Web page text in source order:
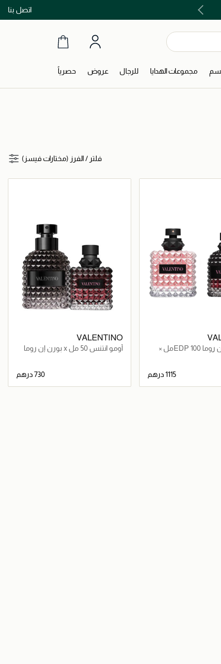
اتصل بنااشتري الآن و ادفع لاحقاً مع تابي و تمارا!
مجموعات الهدايا للرجال عروض حصرياً
فلتر /الفرز (مختارات فيسز)
دونا بورن إن روما EDP 100مل ×
1115 درهم
VALENTINO
أومو انتنس 50 مل x بورن إن روما
730 درهم